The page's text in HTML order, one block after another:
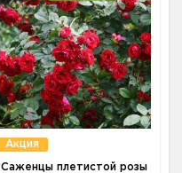
Акция
Саженцы плетистой розы